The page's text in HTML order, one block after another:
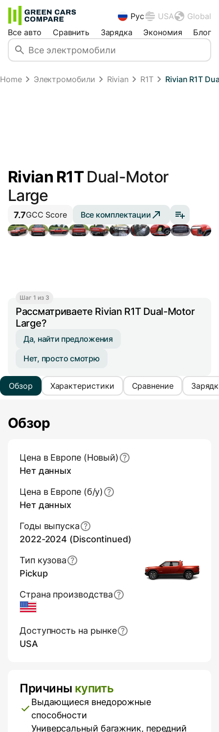
Рус USA
Global
Все авто
Сравнить Зарядка Экономия Блог
Home Электромобили Rivian R1T Rivian R1T
Rivian R1TDual-Motor
Large
7.7GCC Score Все комплектации
Шаг 1 из 3
Рассматриваете Rivian R1T Dual-Motor
Large?
Да, найти предложения
Нет, просто смотрю
Обзор Характеристики Сравнение
Обзор
Цена в Европе (Новый)
Нет данных
Цена в Европе (б/y)
Нет данных
Страна производства
USA
Годы выпуска
2022-2024 (Discontinued)
Тип кузова
Pickup
Доступность на рынке
USA
Плюсы и минусы
Причины купить
Выдающиеся внедорожные
способности
Универсальный багажник, передний